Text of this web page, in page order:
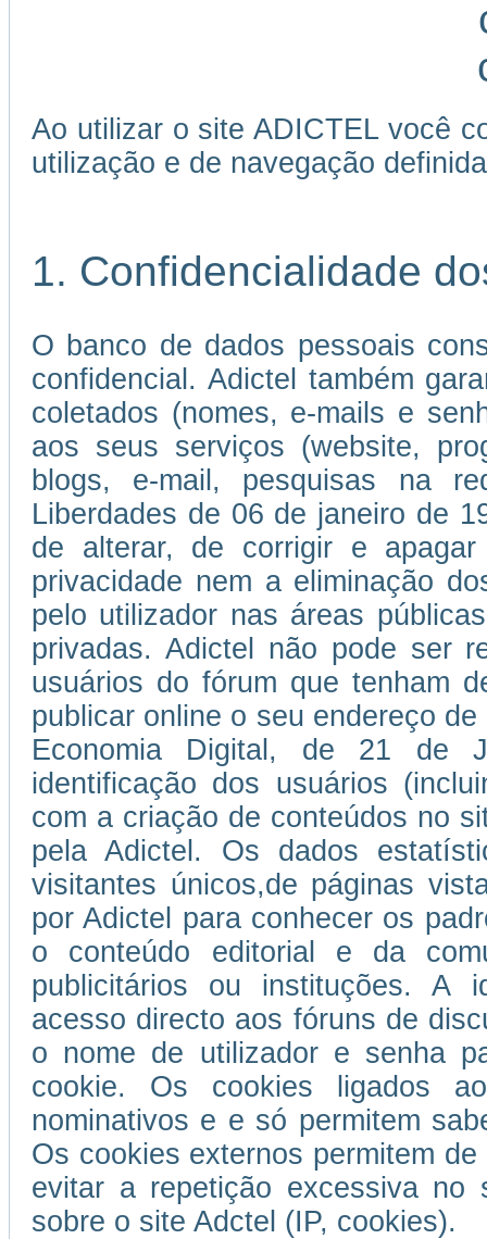
Ao utilizar o site ADICTEL você
utilização e de navegação
1. Confidencialidade
O banco de dados pessoais
confidencial. Adictel também
coletados (nomes, e-mails e
aos seus serviços (website,
blogs, e-mail, pesquisas na
Liberdades de 06 de janeiro de
de alterar, de corrigir e
privacidade nem a eliminação
pelo utilizador nas áreas
privadas. Adictel não pode ser
usuários do fórum que tenham
publicar online o seu endereço
Economia Digital, de 21 de
identificação dos usuários
com a criação de conteúdos no
pela Adictel. Os dados
visitantes únicos,de páginas
por Adictel para conhecer os
o conteúdo editorial e da
publicitários ou instituções. A
acesso directo aos fóruns de
o nome de utilizador e senha
cookie. Os cookies ligados
nominativos e e só permitem
Os cookies externos permitem
evitar a repetição excessiva no
sobre o site Adctel (IP, cookies).